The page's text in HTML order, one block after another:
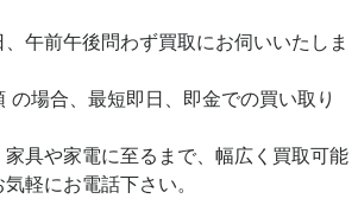
午前午後問わず買取にお伺いいたしま
の場合、最短即日、即金での買い取り
具や家電に至るまで、幅広く買取可能
軽にお電話下さい。